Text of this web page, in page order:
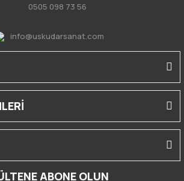
0505 098 73 56
info@uskudarsanat.com
ABONE OLUN